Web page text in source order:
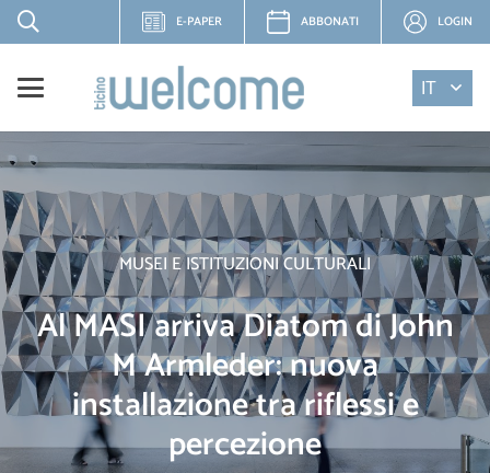
E-PAPER ABBONATI LOGIN
IT
MUSEI E ISTITUZIONI CULTURALI
Al MASI arriva Diatom di John
M Armleder: nuova
installazione tra riflessi e
percezione